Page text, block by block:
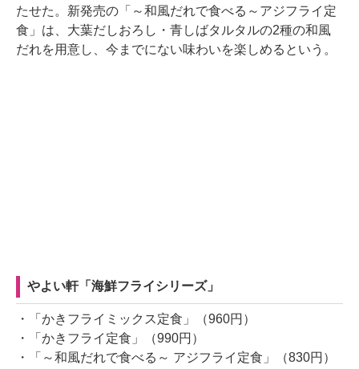
たせた。新発売の「～和風だれで食べる～アジフライ定
食」は、大葉だしおろし・青しばタルタルの2種の和風
だれを用意し、今までにない味わいを楽しめるという。
やよい軒「海鮮フライシリーズ」
・「かきフライミックス定食」（960円）
・「かきフライ定食」（990円）
・「～和風だれで食べる～ アジフライ定食」（830円）